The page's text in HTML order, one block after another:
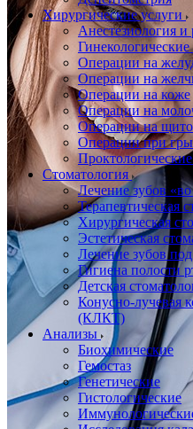
Хирургические услуги
Анестезиология
Операции на
Операции на
Операции на коже
Операции на
Операции на
Операции при
Стоматология
Лечение зубов «во
Терапевтическая
Хирургическая
Эстетическая
Лечение зубов
Гигиена полости
Детская
Конусно-лучевая
(КЛКТ)
Анализы
Биохимические
Гемостаз
Генетические
Гистологические